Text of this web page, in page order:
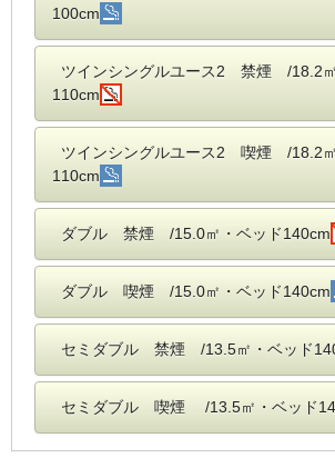
100cm
ツインシングルユース2 禁煙 /18.2
110cm
ツインシングルユース2 喫煙 /18.2
110cm
ダブル 禁煙 /15.0㎡・ベッド140cm
ダブル 喫煙 /15.0㎡・ベッド140cm
セミダブル 禁煙 /13.5㎡・ベッド
セミダブル 喫煙 /13.5㎡・ベッド